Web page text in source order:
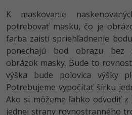
Siete
Kybernetická bezpečnost
Elektronický podpis
Windows
Ostatné
Fórum
K maskovanie
potrebovať masku, čo je
farba zaistí spriehľadnenie
ponechajú bod obrazu bez
obrázok masky. Bude to
výška bude polovica výšky
Potrebujeme vypočítať šírku
Ako si môžeme ľahko odvodiť
jednej strany rovnostranného